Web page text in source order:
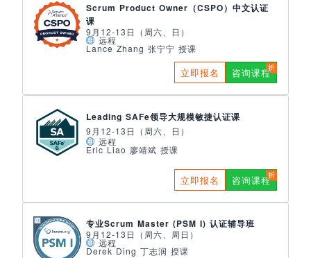
Scrum Product Owner（CSPO）中文认证
课
9月12-13日（周六、日）
远程
Lance Zhang 张宁宁 授课
立即报名 咨询课程
Leading SAFe领导大规模敏捷认证课
9月12-13日（周六、日）
远程
Eric Liao 廖靖斌 授课
立即报名 咨询课程
专业Scrum Master (PSM I) 认证辅导班
9月12-13日（周六、周日）
远程
Derek Ding 丁志润 授课